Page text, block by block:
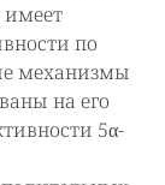
имеет
по
механизмы
на его
5α-